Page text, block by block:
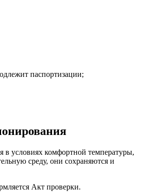
паспортизации;
в условиях комфортной температуры,
среду, они сохраняются и
Акт проверки.